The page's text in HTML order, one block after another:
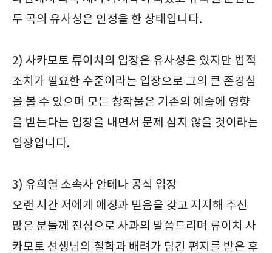
두 곡의 유사성은 인정을 한 상태입니다.
2) 사카모토 류이치의 입장은 유사성은 있지만 법적
조치가 필요한 수준이라는 입장으로 그의 큰 존경심
을 볼 수 있으며 모든 창작물은 기존의 예술에 영향
을 받는다는 입장을 내면서 문제 삼지 않을 것이라는
입장입니다.
3) 유희열 소속사 안테나 공식 입장
오랜 시간 저에게 애정과 믿음을 갖고 지지해 주신
많은 분들께 진심으로 사과의 말씀드리며 류이치 사
카모토 선생님의 철학과 배려가 담긴 편지를 받은 후